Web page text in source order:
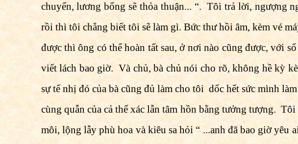
chuyển, lương bổng sẽ thỏa thuận... “. Tôi trả lời, ngượng
rồi thì tôi chẳng biết tôi sẽ làm gì. Bức thư hồi âm, kèm vé
được thì ông có thể hoàn tất sau, ở nơi nào cũng được, với
viết lách bao giờ. Và chủ, bà chủ nói cho rõ, không hề kỳ
sự tế nhị đó của bà cũng đủ làm cho tôi dốc hết sức mình
cùng quẫn của cả thể xác lẫn tâm hồn bằng tưởng tượng.
môi, lộng lẫy phù hoa và kiêu sa hỏi “ ...anh đã bao giờ yêu